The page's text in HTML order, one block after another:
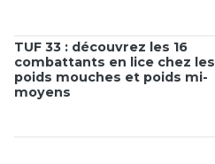
TUF 33 : découvrez les 16
combattants en lice chez les
poids mouches et poids mi-
moyens